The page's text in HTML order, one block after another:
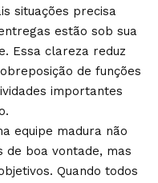
situações precisa
estão sob sua
Essa clareza reduz
de funções
importantes
equipe madura não
de boa vontade, mas
Quando todos